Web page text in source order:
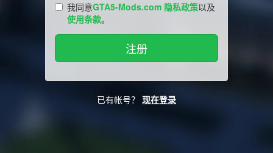
我同意GTA5-Mods.com 隐私政策以及
使用条款。
已有帐号？ 现在登录